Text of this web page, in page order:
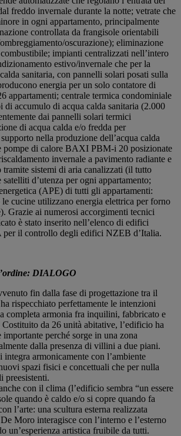
freddo invernale durante la notte; vetrate che
in ogni appartamento, principalmente
controllata da frangisole orientabili
oscurazione); eliminazione
impianti centralizzati nell’intero
estivo/invernale che per la
sanitaria, con pannelli solari posati sulla
energia per un solo contatore di
appartamenti; centrale termica condominiale
di accumulo di acqua calda sanitaria (2.000
dai pannelli solari termici
di acqua calda e/o fredda per
nella produzione dell’acqua calda
pompe di calore BAXI PBM-i 20 posizionate
invernale a pavimento radiante e
tramite sistemi di aria canalizzati (il tutto
d’utenza per ogni appartamento;
(APE) di tutti gli appartamenti:
le cucine utilizzano energia elettrica per forno
Grazie ai numerosi accorgimenti tecnici
è stato inserito nell’elenco di edifici
per il controllo degli edifici NZEB d’Italia.
DIALOGO
fin dalla fase di progettazione tra il
rispecchiato perfettamente le intenzioni
completa armonia fra inquilini, fabbricato e
Costituito da 26 unità abitative, l’edificio ha
importante perché sorge in una zona
dalla presenza di villini a due piani.
integra armonicamente con l’ambiente
spazi fisici e concettuali che per nulla
preesistenti.
con il clima (l’edificio sembra “un essere
quando è caldo e/o si copre quando fa
l’arte: una scultura esterna realizzata
Moro interagisce con l’interno e l’esterno
un’esperienza artistica fruibile da tutti.